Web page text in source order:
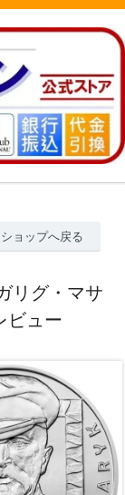
ショップへ戻る
リグ・マサ
ビュー